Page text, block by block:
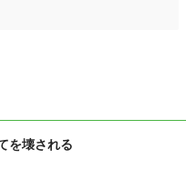
を壊される